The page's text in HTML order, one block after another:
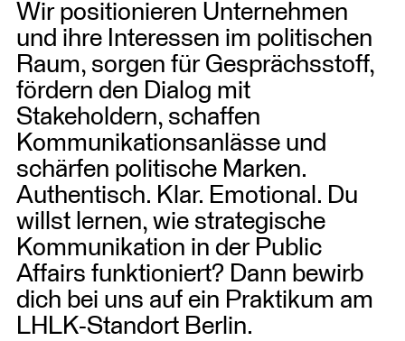
Wir positionieren Unternehmen
und ihre Interessen im politischen
Raum, sorgen für Gesprächsstoff,
fördern den Dialog mit
Stakeholdern, schaffen
Kommunikationsanlässe und
schärfen politische Marken.
Authentisch. Klar. Emotional. Du
willst lernen, wie strategische
Kommunikation in der Public
Affairs funktioniert? Dann bewirb
dich bei uns auf ein Praktikum am
LHLK-Standort Berlin.